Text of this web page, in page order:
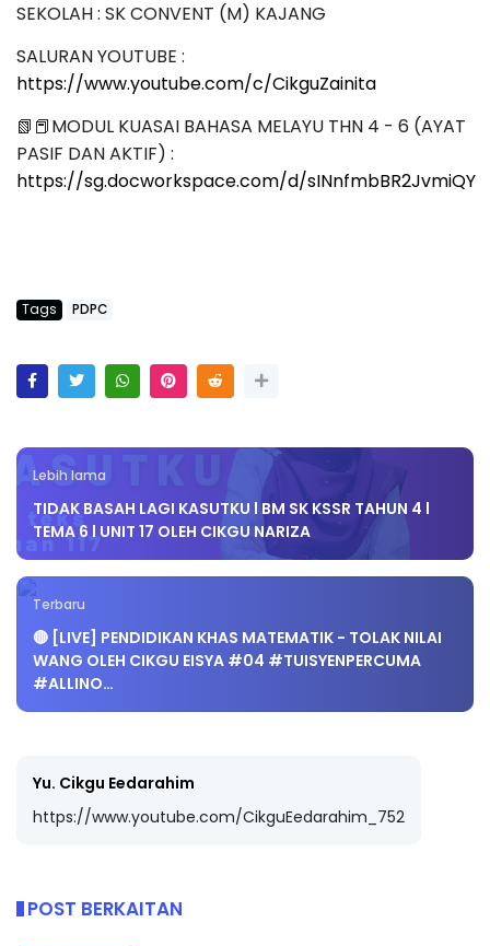
SEKOLAH : SK CONVENT (M) KAJANG
SALURAN YOUTUBE :
https://www.youtube.com/c/CikguZainita
📗📕MODUL KUASAI BAHASA MELAYU THN 4 - 6 (AYAT
PASIF DAN AKTIF) :
https://sg.docworkspace.com/d/sINnfmbBR2JvmiQY
Tags PDPC
Lebih lama
TIDAK BASAH LAGI KASUTKU l BM SK KSSR TAHUN 4 l
TEMA 6 l UNIT 17 OLEH CIKGU NARIZA
Terbaru
🔴 [LIVE] PENDIDIKAN KHAS MATEMATIK - TOLAK NILAI
WANG OLEH CIKGU EISYA #04 #TUISYENPERCUMA
#ALLINO…
Yu. Cikgu Eedarahim
https://www.youtube.com/CikguEedarahim_752
POST BERKAITAN